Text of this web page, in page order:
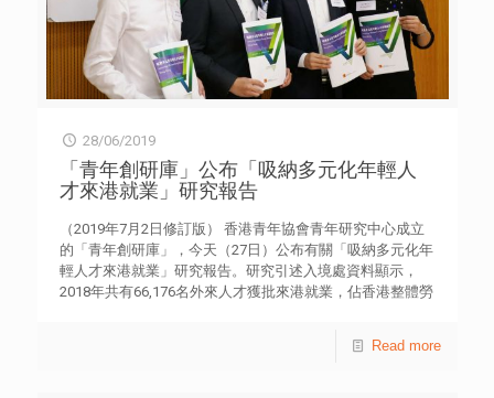
工的鼓勵下，智華開始嘗試參與訓練營及義工小組，慢慢開
始放膽去認識更多不同的朋友。 健康 6 周心妍 慕光英文書
院 中四 遭到同學杯葛，心妍大受打擊，患上情緒病及暴食
症。休學期間，母親發現丈夫有外遇，心妍決心重新振作，
支持母親。去年與母親及弟弟來港定居，鼓起勇氣與同學交
榮中學 中四 母親突然中風及患上抑鬱症，鈺儀隔天到醫院
幫助母親活動手腳及重新學習說話，亦要兼顧學業，倍感壓
力。面對逆境，鈺儀未有氣餒，學習到臨危不亂，隨機應變
以面對日後可能出現的挑戰。 家庭 8 黃詠恩 世界龍崗學校
劉皇發中學 中五 父母離異，母親失去聯絡，父親有不良生
活習慣，詠恩開始寄人籬下的生活。小三時到深圳與繼母同
住，常被繼母責打，後回港以十二歲之齡入讀小四，於小六
時經社工轉介入住家舍。她以堅毅的態度努力適應，因著自
身的經歷，令她學會珍惜所擁有的一切。 家庭 9 安多妮
家境清貧，因文化及膚色差異，遭到同學的歧視，在學校亦
28/06/2019
「青年創研庫」公布「吸納多元化年輕人
才來港就業」研究報告
（2019年7月2日修訂版） 香港青年協會青年研究中心成立
的「青年創研庫」，今天（27日）公布有關「吸納多元化年
輕人才來港就業」研究報告。研究引述入境處資料顯示，
2018年共有66,176名外來人才獲批來港就業，佔香港整體勞
5.1%，反映本港吸納外來人才的狀況並不理想。 上述研究
Read more